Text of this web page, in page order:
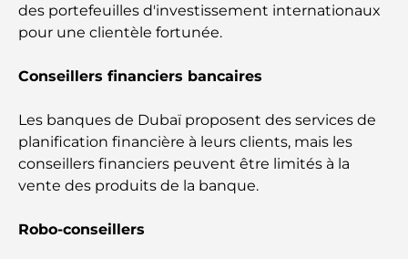
incontournables pour un repas de Ramadan
mémorable
Cafés à Business Bay : l’alliance parfaite du café et
Restaurants étoilés Michelin à Dubaï : un circuit
gastronomique inoubliable
Estates : un guide culinaire
des portefeuilles d'investissement internationaux
pour une clientèle fortunée.
Conseillers financiers bancaires
Les banques de Dubaï proposent des services de
planification financière à leurs clients, mais les
conseillers financiers peuvent être limités à la
vente des produits de la banque.
Robo-conseillers